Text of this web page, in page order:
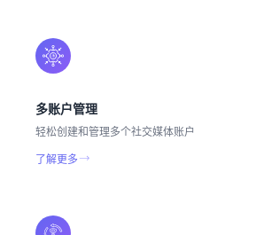
多账户管理
轻松创建和管理多个社交媒体账户
了解更多